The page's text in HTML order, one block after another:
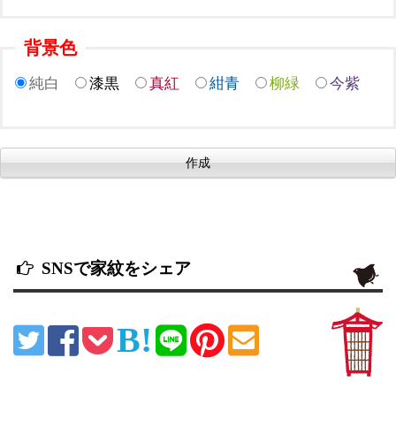
背景色
純白 漆黒 真紅 紺青 柳緑 今紫
SNSで家紋をシェア